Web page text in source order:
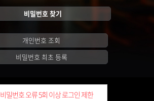
비밀번호 찾기
개인번호 조회
비밀번호 최초 등록
비밀번호 오류 5회 이상 로그인 제한